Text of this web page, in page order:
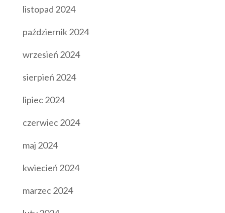
listopad 2024
październik 2024
wrzesień 2024
sierpień 2024
lipiec 2024
czerwiec 2024
maj 2024
kwiecień 2024
marzec 2024